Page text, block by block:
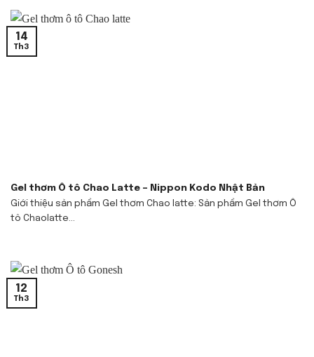
Gel thơm Ô tô Chao Latte – Nippon Kodo Nhật Bản
Giới thiệu sản phẩm Gel thơm Chao latte: Sản phẩm Gel thơm Ô
tô Chaolatte...
14
Th3
12
Th3